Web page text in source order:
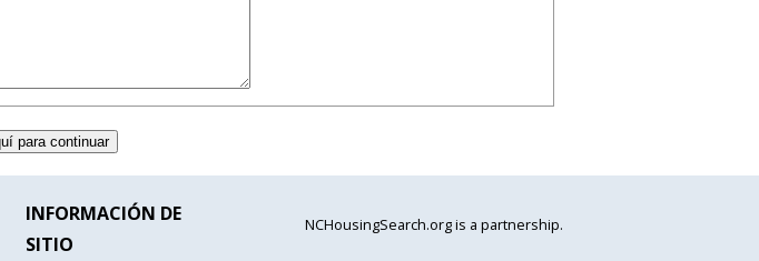
INFORMACIÓN DE
SITIO
NCHousingSearch.org is a partnership.